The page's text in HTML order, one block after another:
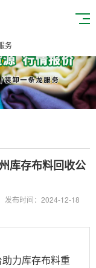
务
库存布料回收公
发布时间：2024-12-18
力库存布料重